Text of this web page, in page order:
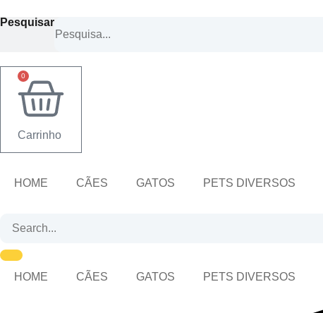
para
Pesquisar
0
Carrinho
HOME CÃES GATOS PETS DIVERSOS
HOME CÃES GATOS PETS DIVERSOS